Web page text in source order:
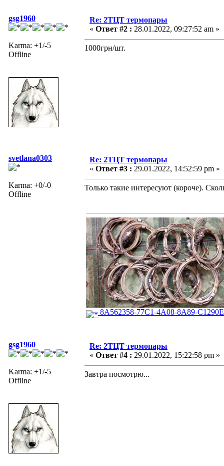
gsg1960
Karma: +1/-5
Offline
Re: 2ТЦТ термопары
« Ответ #2 : 28.01.2022, 09:27:52 am »
1000грн/шт.
svetlana0303
Karma: +0/-0
Offline
Re: 2ТЦТ термопары
« Ответ #3 : 29.01.2022, 14:52:59 pm »
Только такие интересуют (короче).
8A562358-77C1-4A08-8A89-
gsg1960
Karma: +1/-5
Offline
Re: 2ТЦТ термопары
« Ответ #4 : 29.01.2022, 15:22:58 pm »
Завтра посмотрю...